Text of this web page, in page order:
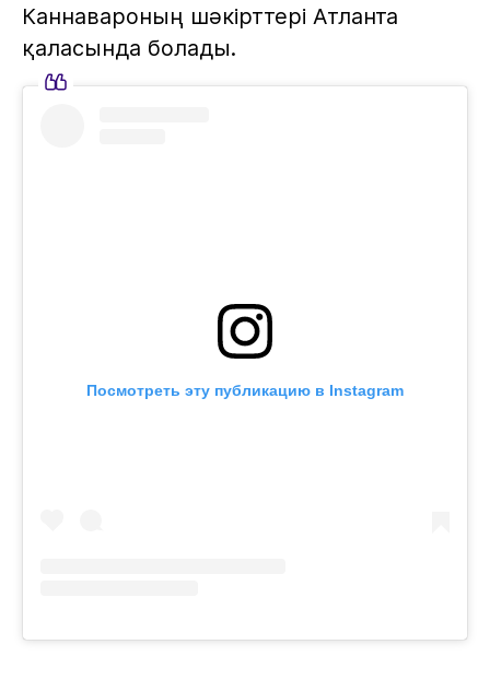
Каннавароның шәкірттері Атланта
қаласында болады.
Посмотреть эту публикацию в Instagram